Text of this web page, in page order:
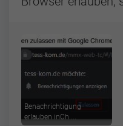
Benachrichtigung
erlauben inCh ...